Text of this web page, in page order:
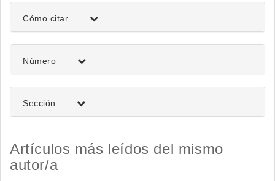
Detalles
del
artículo
Cómo citar
Número
Sección
Artículos más leídos del mismo
autor/a